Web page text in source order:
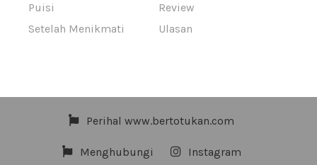
Puisi
Review
Setelah Menikmati
Ulasan
Perihal www.bertotukan.com
Menghubungi Instagram